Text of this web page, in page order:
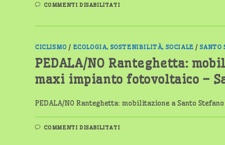
COMMENTI DISABILITATISU
–
IMPORTANZA
STRATEGIE
–
INCONTRI
DALL’11
NOVEMBRE
TUTTO
IL
CICLISMO / ECOLOGIA, SOSTENIBILITÀ, SOCIALE / SANTO
PEDALA/NO Ranteghetta:
maxi impianto fotovoltaico –
PEDALA/NO Ranteghetta: mobilitazione a Santo
COMMENTI DISABILITATISU